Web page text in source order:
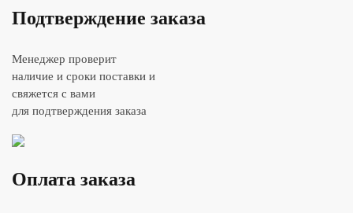
Подтверждение заказа
Менеджер проверит
наличие и сроки поставки и
свяжется с вами
для подтверждения заказа
Оплата заказа